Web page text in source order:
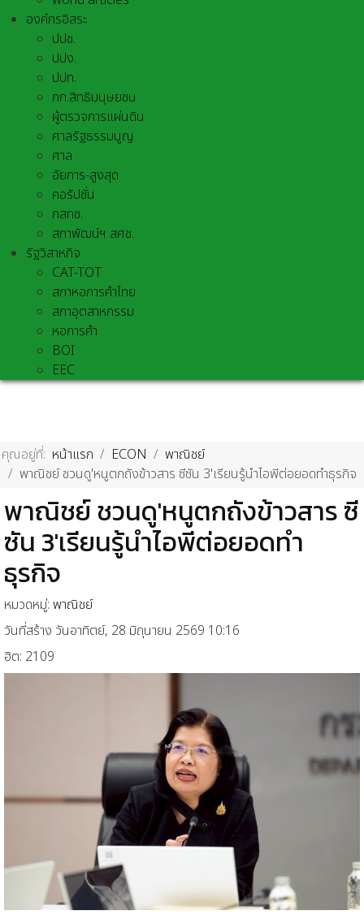
องค์กรอิสระ
ปปช.
ปปง.
ปปท.
กก.สิทธิมนุษยชน
ผู้ตรวจการแผ่นดิน
ศาลรัฐธรรมนูญ
ศาล
อัยการ-สูงสุด
คอรัปชั่น
กสทช.
สภาพัฒน์ฯ สศช.
รัฐวิสาหกิจ
CAT-TOT
สภาหอการค้าไทย
สภาอุตสาหกรรม
หอการค้า
BOI
EEC
คุณอยู่ที่: หน้าแรก ECON
พาณิชย์
พาณิชย์ ชวนดู'หนูตกถังข้าวสาร ซีซัน 3'เรียนรู้นำไอพีต่อยอดทำธุรกิจ
พาณิชย์ ชวนดู'หนูตกถังข้าวสาร ซี
ซัน 3'เรียนรู้นำไอพีต่อยอดทำ
ธุรกิจ
หมวดหมู่: พาณิชย์
วันที่สร้าง วันอาทิตย์, 28 มิถุนายน 2569 10:16
ฮิต: 2109